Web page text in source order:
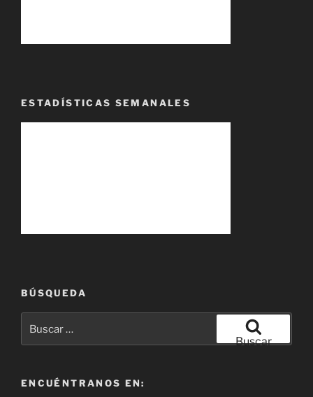
ESTADÍSTICAS SEMANALES
BÚSQUEDA
por:
Buscar
ENCUÉNTRANOS EN: